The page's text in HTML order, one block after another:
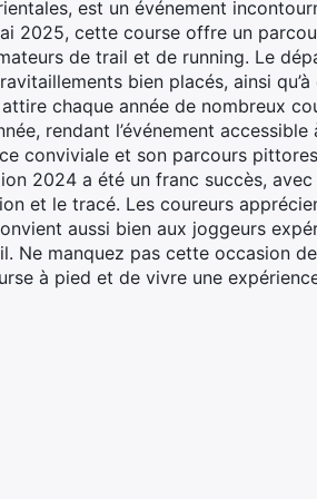
est un événement
2025, cette course offre un
de trail et de running. Le
bien placés, ainsi
chaque année de nombreux
rendant l’événement
conviviale et son parcours
2024 a été un franc succès,
et le tracé. Les coureurs
aussi bien aux joggeurs
Ne manquez pas cette occasion
à pied et de vivre une